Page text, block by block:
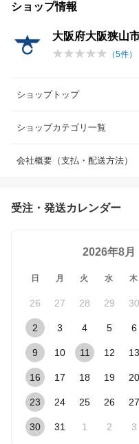
ショップ情報
大阪府大阪狭山
（5件）
ショップトップ
ショップカテゴリ一覧
会社概要（支払・配送方法）
受注・発送カレンダー
2026年8月
日 月 火 水 木
26 27 28 29 30
2 3 4 5 6
9 10 11 12 13
16 17 18 19 20
23 24 25 26 27
30 31 1 2 3